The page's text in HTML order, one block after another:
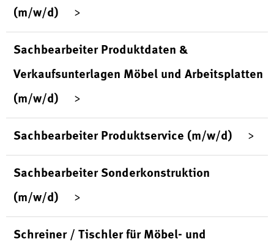
(m/w/d)
Sachbearbeiter Produktdaten &
Verkaufsunterlagen Möbel und Arbeitsplatten
(m/w/d)
Sachbearbeiter Produktservice (m/w/d)
Sachbearbeiter Sonderkonstruktion
(m/w/d)
Schreiner / Tischler für Möbel- und